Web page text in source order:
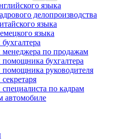
языка
делопроизводства
языка
языка
по продажам
бухгалтера
руководителя
по кадрам
автомобиле